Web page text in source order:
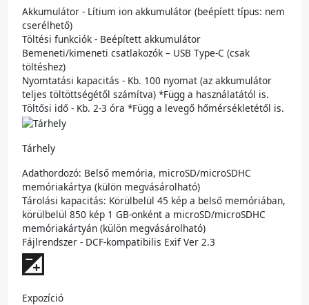
Akkumulátor - Lítium ion akkumulátor (beépíett típus: nem
cserélhető)
Töltési funkciók - Beépített akkumulátor
Bemeneti/kimeneti csatlakozók – USB Type-C (csak
töltéshez)
Nyomtatási kapacitás - Kb. 100 nyomat (az akkumulátor
teljes töltöttségétől számítva) *Függ a használatától is.
Töltősi idő - Kb. 2-3 óra *Függ a levegő hőmérsékletétől is.
Tárhely
Adathordozó: Belső memória, microSD/microSDHC
memóriakártya (külön megvásárolható)
Tárolási kapacitás: Körülbelül 45 kép a belső memóriában,
körülbelül 850 kép 1 GB-onként a microSD/microSDHC
memóriakártyán (külön megvásárolható)
Fájlrendszer - DCF-kompatibilis Exif Ver 2.3
Expozíció